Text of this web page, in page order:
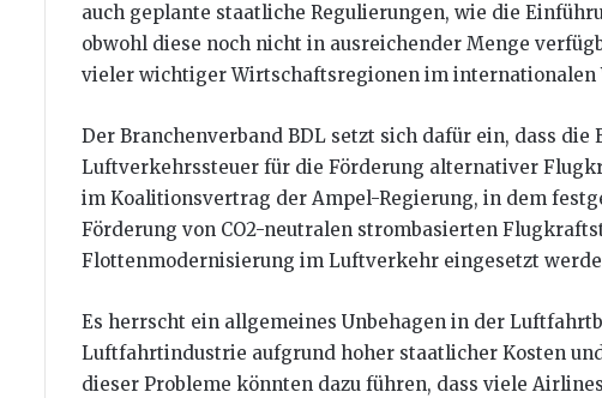
auch geplante staatliche Regulierungen, wie die
obwohl diese noch nicht in ausreichender Menge
vieler wichtiger Wirtschaftsregionen im internationalen
Der Branchenverband BDL setzt sich dafür ein, dass die
Luftverkehrssteuer für die Förderung alternativer
im Koalitionsvertrag der Ampel-Regierung, in dem
Förderung von CO2-neutralen strombasierten
Flottenmodernisierung im Luftverkehr eingesetzt
Es herrscht ein allgemeines Unbehagen in der
Luftfahrtindustrie aufgrund hoher staatlicher Kosten
dieser Probleme könnten dazu führen, dass viele